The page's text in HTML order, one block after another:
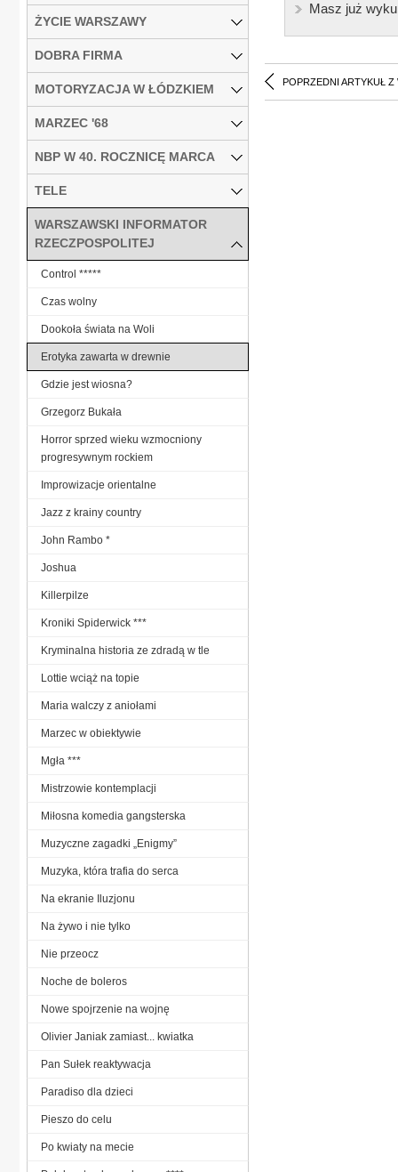
Masz już
POPRZEDNI ARTYKUŁ Z
ŻYCIE WARSZAWY
DOBRA FIRMA
MOTORYZACJA W ŁÓDZKIEM
MARZEC '68
NBP W 40. ROCZNICĘ MARCA
TELE
WARSZAWSKI INFORMATOR
RZECZPOSPOLITEJ
Control *****
Czas wolny
Dookoła świata na Woli
Erotyka zawarta w drewnie
Gdzie jest wiosna?
Grzegorz Bukała
Horror sprzed wieku wzmocniony
progresywnym rockiem
Improwizacje orientalne
Jazz z krainy country
John Rambo *
Joshua
Killerpilze
Kroniki Spiderwick ***
Kryminalna historia ze zdradą w tle
Lottie wciąż na topie
Maria walczy z aniołami
Marzec w obiektywie
Mgła ***
Mistrzowie kontemplacji
Miłosna komedia gangsterska
Muzyczne zagadki „Enigmy”
Muzyka, która trafia do serca
Na ekranie Iluzjonu
Na żywo i nie tylko
Nie przeocz
Noche de boleros
Nowe spojrzenie na wojnę
Olivier Janiak zamiast... kwiatka
Pan Sułek reaktywacja
Paradiso dla dzieci
Pieszo do celu
Po kwiaty na mecie